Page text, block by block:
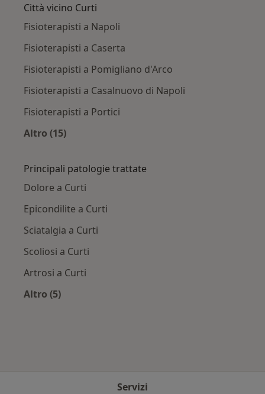
Città vicino Curti
Fisioterapisti a Napoli
Fisioterapisti a Caserta
Fisioterapisti a Pomigliano d'Arco
Fisioterapisti a Casalnuovo di Napoli
Fisioterapisti a Portici
Altro (15)
Principali patologie trattate
Dolore a Curti
Epicondilite a Curti
Sciatalgia a Curti
Scoliosi a Curti
Artrosi a Curti
Altro (5)
Servizi